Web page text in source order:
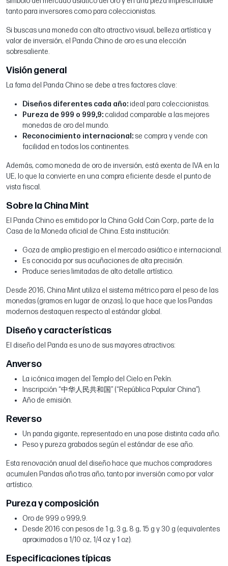
tanto para inversores como para coleccionistas.
Si buscas una moneda con alto atractivo visual, belleza artística y
valor de inversión, el Panda Chino de oro es una elección
sobresaliente.
Visión general
La fama del Panda Chino se debe a tres factores clave:
Diseños diferentes cada año:ideal para coleccionistas.
Pureza de 999 o 999,9: calidad comparable a las mejores
monedas de oro del mundo.
Reconocimiento internacional: se compra y vende con
facilidad en todos los continentes.
Además, como moneda de oro de inversión, está exenta de IVA en la
UE, lo que la convierte en una compra eficiente desde el punto de
vista fiscal.
Sobre la China Mint
El Panda Chino es emitido por la China Gold Coin Corp., parte de la
Casa de la Moneda oficial de China. Esta institución:
Goza de amplio prestigio en el mercado asiático e internacional.
Es conocida por sus acuñaciones de alta precisión.
Produce series limitadas de alto detalle artístico.
Desde 2016, China Mint utiliza el sistema métrico para el peso de las
monedas (gramos en lugar de onzas), lo que hace que los Pandas
modernos destaquen respecto al estándar global.
Diseño y características
El diseño del Panda es uno de sus mayores atractivos:
Anverso
La icónica imagen del Templo del Cielo en Pekín.
Inscripción “中华人民共和国” (“República Popular China”).
Año de emisión.
Reverso
Un panda gigante, representado en una pose distinta cada año.
Peso y pureza grabados según el estándar de ese año.
Esta renovación anual del diseño hace que muchos compradores
acumulen Pandas año tras año, tanto por inversión como por valor
artístico.
Pureza y composición
Oro de 999 o 999,9.
Desde 2016 con pesos de 1 g, 3 g, 8 g, 15 g y 30 g (equivalentes
aproximados a 1/10 oz, 1/4 oz y 1 oz).
Especificaciones típicas